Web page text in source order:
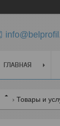
ГЛАВНАЯ
Товары и